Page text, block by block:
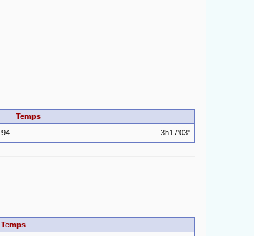
Temps
94 3h17'03''
Temps